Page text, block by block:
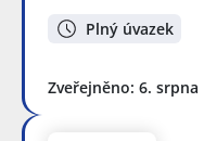
Plný úvazek
Zveřejněno: 6. srpna